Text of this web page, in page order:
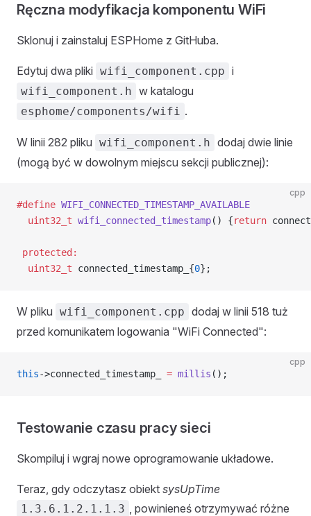
Ręczna modyfikacja komponentu WiFi
Sklonuj i zainstaluj ESPHome z GitHuba.
Edytuj dwa pliki wifi_component.cpp i
wifi_component.h w katalogu
esphome/components/wifi .
W linii 282 pliku wifi_component.h dodaj dwie linie
(mogą być w dowolnym miejscu sekcji publicznej):
cpp
#define WIFI_CONNECTED_TIMESTAMP_AVAILABLE
  uint32_t
wifi_connected_timestamp() {return
protected:
  uint32_t
connected_timestamp_{0};
W pliku wifi_component.cpp dodaj w linii 518 tuż
przed komunikatem logowania "WiFi Connected":
cpp
this->connected_timestamp_ = millis ();
Testowanie czasu pracy sieci
Skompiluj i wgraj nowe oprogramowanie układowe.
Teraz, gdy odczytasz obiekt sysUpTime
1.3.6.1.2.1.1.3
, powinieneś otrzymywać różne